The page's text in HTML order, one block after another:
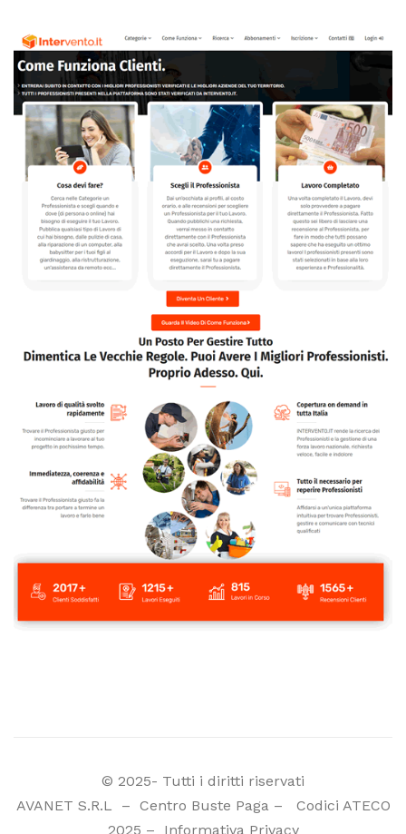
© 2025- Tutti i diritti riservati
AVANET S.R.L
– Centro Buste Paga – Codici ATECO
2025 – Informativa Privacy